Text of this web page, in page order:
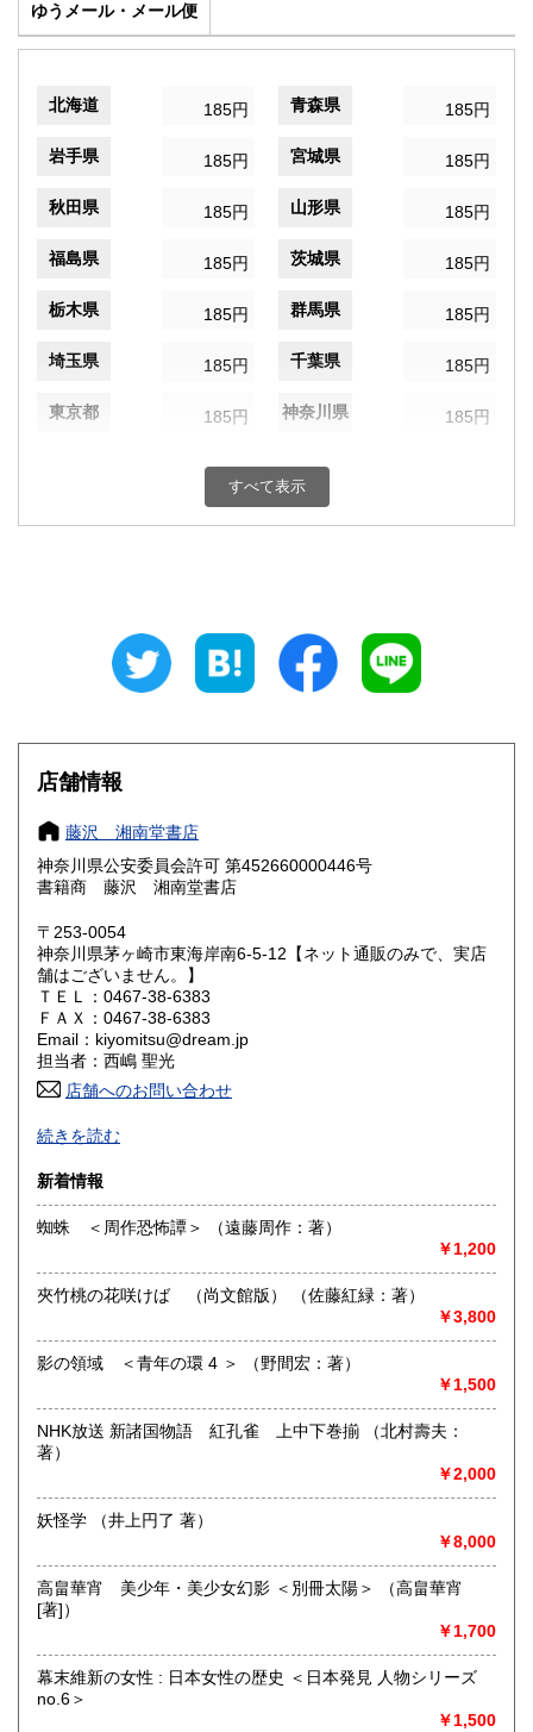
ゆうメール・メール便
北海道 185円 青森県 185円
岩手県 185円 宮城県 185円
秋田県 185円 山形県 185円
福島県 185円 茨城県 185円
栃木県 185円 群馬県 185円
埼玉県 185円 千葉県 185円
東京都 185円 神奈川県 185円
185円 富山県
185円 三重県
大阪府
奈良県
鳥取県 185円 島根県
岡山県
山口県
香川県 185円
高知県 185円
佐賀県
熊本県
宮崎県 185円 鹿児島県
185円
すべて表示
店舗情報
藤沢 湘南堂書店
神奈川県公安委員会許可 第452660000446号
書籍商 藤沢 湘南堂書店
〒253-0054
神奈川県茅ヶ崎市東海岸南6-5-12【ネット通販のみで、実店
舗はございません。】
ＴＥＬ：0467-38-6383
ＦＡＸ：0467-38-6383
Email：kiyomitsu@dream.jp
担当者：西嶋 聖光
店舗へのお問い合わせ
良書・古書とサブカルチャーの陰と陽。国史・軍事・宗教・
文芸・芸能・美術・工芸・趣味書より、CD・DVD・古書漫
の新旧書籍とおもちゃ混在乱舞のちらし寿司書店。江戸のト
ッピングもあります。
最寄駅：茅ヶ崎駅
営業時間：平日・祝日:9:00～15:00 土日:休日【※7月23日
(木)は臨時休業日とさせて頂きます。 ご不便をお掛けいたし
まして誠に申し訳ございません。】
定休日：土曜日・日曜日
書籍の買取について
-
取り扱い分野
哲学宗教、歴史、美術工芸、趣味、サブカルチャー
続きを読む
新着情報
蜘蛛 ＜周作恐怖譚＞ （遠藤周作：著）
￥1,200
夾竹桃の花咲けば （尚文館版） （佐藤紅緑：著）
￥3,800
影の領域 ＜青年の環 4 ＞ （野間宏：著）
￥1,500
NHK放送 新諸国物語 紅孔雀 上中下巻揃 （北村壽夫：
著）
￥2,000
妖怪学 （井上円了 著）
￥8,000
高畠華宵 美少年・美少女幻影 ＜別冊太陽＞ （高畠華宵
[著]）
￥1,700
幕末維新の女性 : 日本女性の歴史 ＜日本発見 人物シリーズ
no.6＞
￥1,500